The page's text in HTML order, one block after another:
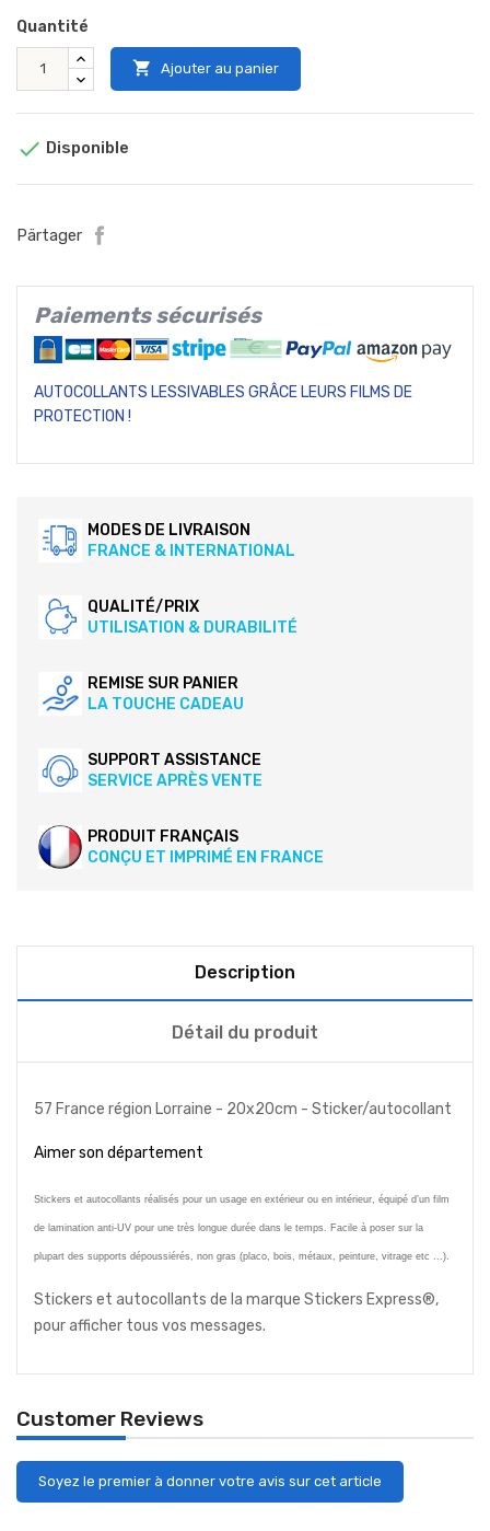
Quantité
 Ajouter au panier
 Disponible
Pärtager
Paiements sécurisés
AUTOCOLLANTS LESSIVABLES GRÂCE LEURS FILMS DE
PROTECTION !
MODES DE LIVRAISON
FRANCE & INTERNATIONAL
QUALITÉ/PRIX
UTILISATION & DURABILITÉ
REMISE SUR PANIER
LA TOUCHE CADEAU
SUPPORT ASSISTANCE
SERVICE APRÈS VENTE
PRODUIT FRANÇAIS
CONÇU ET IMPRIMÉ EN FRANCE
Description
Détail du produit
57 France région Lorraine - 20x20cm - Sticker/autocollant
Aimer son département
Stickers et autocollants réalisés pour un usage en extérieur ou en intérieur, équipé d’un film
de lamination anti-UV pour une très longue durée dans le temps. Facile à poser sur la
plupart des supports dépoussiérés, non gras (placo, bois, métaux, peinture, vitrage etc ...).
Stickers et autocollants de la marque Stickers Express®,
pour afficher tous vos messages.
Customer Reviews
Soyez le premier à donner votre avis sur cet article